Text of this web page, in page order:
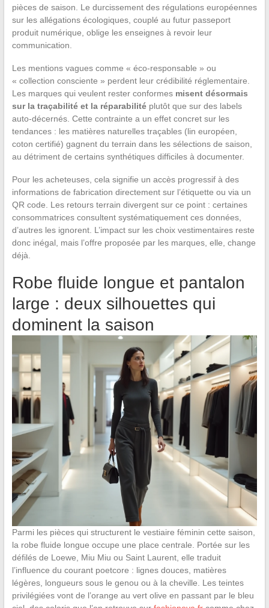
pièces de saison. Le durcissement des régulations européennes
sur les allégations écologiques, couplé au futur passeport
produit numérique, oblige les enseignes à revoir leur
communication.
Les mentions vagues comme « éco-responsable » ou
« collection consciente » perdent leur crédibilité réglementaire.
Les marques qui veulent rester conformes misent désormais
sur la traçabilité et la réparabilitéplutôt que sur des labels
auto-décernés. Cette contrainte a un effet concret sur les
tendances : les matières naturelles traçables (lin européen,
coton certifié) gagnent du terrain dans les sélections de saison,
au détriment de certains synthétiques difficiles à documenter.
Pour les acheteuses, cela signifie un accès progressif à des
informations de fabrication directement sur l’étiquette ou via un
QR code. Les retours terrain divergent sur ce point : certaines
consommatrices consultent systématiquement ces données,
d’autres les ignorent. L’impact sur les choix vestimentaires reste
donc inégal, mais l’offre proposée par les marques, elle, change
déjà.
Robe fluide longue et pantalon
large : deux silhouettes qui
dominent la saison
Parmi les pièces qui structurent le vestiaire féminin cette saison,
la robe fluide longue occupe une place centrale. Portée sur les
défilés de Loewe, Miu Miu ou Saint Laurent, elle traduit
l’influence du courant poetcore : lignes douces, matières
légères, longueurs sous le genou ou à la cheville. Les teintes
privilégiées vont de l’orange au vert olive en passant par le bleu